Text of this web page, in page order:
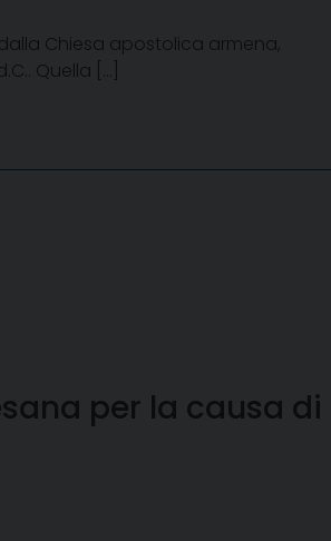
Chiesa apostolica armena,
Quella […]
per la causa di